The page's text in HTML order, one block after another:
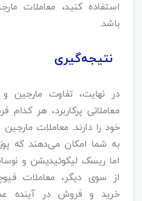
استفاده کنید، معاملات
باشد.
نتیجه‌گیری
در نهایت، تفاوت مارجین و
معاملاتی پرکاربرد، هر
خود را دارند. معاملات
به شما امکان می‌دهند که
اما ریسک لیکوئیدیشن و
از سوی دیگر، معاملات
خرید و فروش در آینده